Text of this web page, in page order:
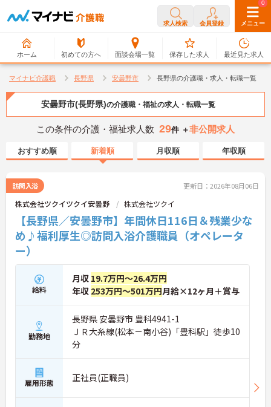
求人検索 会員登録 メニュー
ホーム 初めての方へ 面談会場一覧
0
保存した求人
0
最近見た求人
マイナビ介護職 長野県 安曇野市 長野県の介護職・求人・転職一覧
安曇野市(長野県)の介護職・福祉の求人・転職一覧
この条件の介護・福祉求人数 29件 ＋非公開求人
おすすめ順 新着順 月収順 年収順
訪問入浴 更新日：2026年08月06日
株式会社ツクイツクイ安曇野 株式会社ツクイ
【長野県／安曇野市】年間休日116日＆残業少な
め♪福利厚生◎訪問入浴介護職員（オペレータ
ー）
給料
月収 19.7万円～26.4万円
年収 253万円～501万円月給×12ヶ月＋賞与
勤務地
長野県 安曇野市 豊科4941-1
ＪＲ大糸線(松本－南小谷)「豊科駅」徒歩10
分
雇用形態 正社員(正職員)